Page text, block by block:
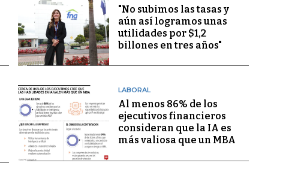
"No subimos las tasas y
aún así logramos unas
utilidades por $1,2
billones en tres años"
LABORAL
Al menos 86% de los
ejecutivos financieros
consideran que la IA es
más valiosa que un MBA